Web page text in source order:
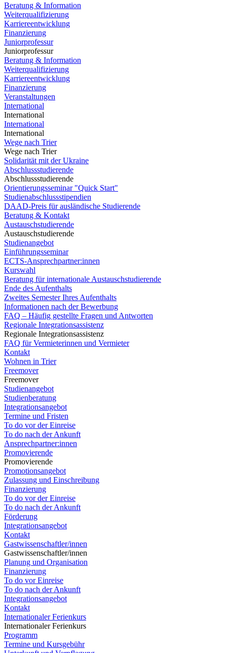
Beratung & Information
Weiterqualifizierung
Karriereentwicklung
Finanzierung
Juniorprofessur
Juniorprofessur
Beratung & Information
Weiterqualifizierung
Karriereentwicklung
Finanzierung
Veranstaltungen
International
International
International
International
Wege nach Trier
Wege nach Trier
Solidarität mit der Ukraine
Abschlussstudierende
Abschlussstudierende
Orientierungsseminar "Quick Start"
Studienabschlussstipendien
DAAD-Preis für ausländische Studierende
Beratung & Kontakt
Austauschstudierende
Austauschstudierende
Studienangebot
Einführungsseminar
ECTS-Ansprechpartner:innen
Kurswahl
Beratung für internationale Austauschstudierende
Ende des Aufenthalts
Zweites Semester Ihres Aufenthalts
Informationen nach der Bewerbung
FAQ – Häufig gestellte Fragen und Antworten
Regionale Integrationsassistenz
Regionale Integrationsassistenz
FAQ für Vermieterinnen und Vermieter
Kontakt
Wohnen in Trier
Freemover
Freemover
Studienangebot
Studienberatung
Integrationsangebot
Termine und Fristen
To do vor der Einreise
To do nach der Ankunft
Ansprechpartner:innen
Promovierende
Promovierende
Promotionsangebot
Zulassung und Einschreibung
Finanzierung
To do vor der Einreise
To do nach der Ankunft
Förderung
Integrationsangebot
Kontakt
Gastwissenschaftler/innen
Gastwissenschaftler/innen
Planung und Organisation
Finanzierung
To do vor Einreise
To do nach der Ankunft
Integrationsangebot
Kontakt
Internationaler Ferienkurs
Internationaler Ferienkurs
Programm
Termine und Kursgebühr